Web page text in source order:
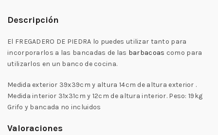
Descripción
El FREGADERO DE PIEDRA lo puedes utilizar tanto para
incorporarlos a las bancadas de las barbacoas como para
utilizarlos en un banco de cocina.
Medida exterior 39x39cm y altura 14cm de altura exterior .
Medida interior 31x31cm y 12cm de altura interior. Peso: 19kg
Grifo y bancada no incluidos
Valoraciones